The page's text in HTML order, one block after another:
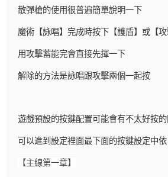
散彈槍的使用很普遍簡單說明一下
魔術【詠唱】完成時按下【護盾】或【
用攻擊蓄能完會直接先揮一下
解除的方法是詠唱跟攻擊兩個一起按
遊戲預設的按鍵配置可能會有不太好按
可以進到設定裡面最下面的按鍵設定中
【主線第一章】